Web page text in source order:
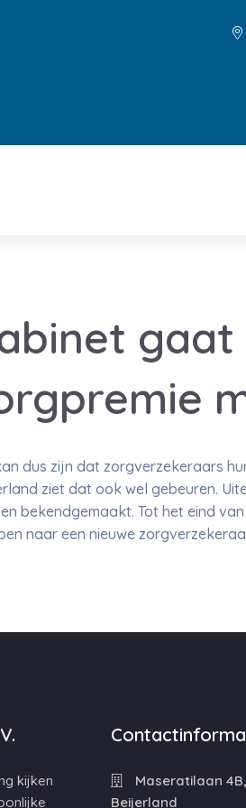
dus zijn dat zorgverzekeraars
ziet dat ook wel gebeuren.
bekendgemaakt. Tot het eind
naar een nieuwe
kijken
Maseratilaan
Beijerland